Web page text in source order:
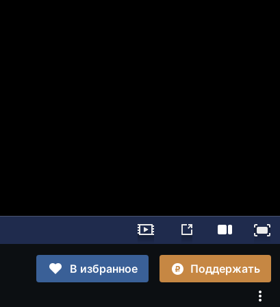
В избранное
Поддержать